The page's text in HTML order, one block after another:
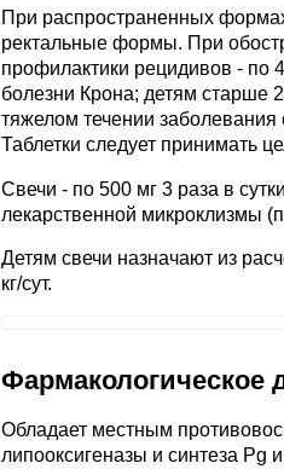
При распространенных формах
ректальные формы. При
профилактики рецидивов - по
болезни Крона; детям старше
тяжелом течении заболевания
Таблетки следует принимать
Свечи - по 500 мг 3 раза в
лекарственной микроклизмы
Детям свечи назначают из
кг/сут.
Фармакологическое
Обладает местным
липооксигеназы и синтеза Pg